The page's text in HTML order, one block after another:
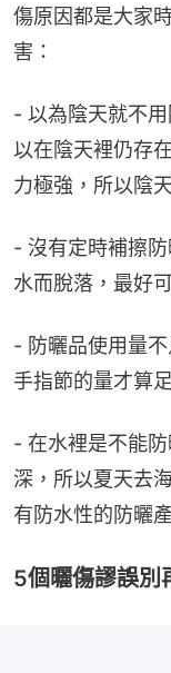
傷原因都是大家
害：
- 以為陰天就不
以在陰天裡仍存
力極強，所以陰
- 沒有定時補擦
水而脫落，最好
- 防曬品使用量
手指節的量才算
- 在水裡是不能
深，所以夏天去
有防水性的防曬
5個曬傷謬誤別再